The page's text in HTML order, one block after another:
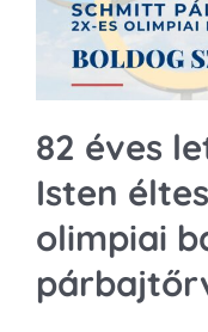
82 éves
Isten
olimpiai